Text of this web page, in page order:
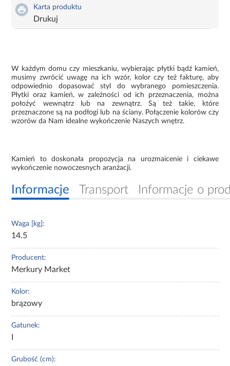
Karta produktu
Drukuj
W każdym domu czy mieszkaniu, wybierając płytki bądź kamień,
musimy zwrócić uwagę na ich wzór, kolor czy też fakturę, aby
odpowiednio dopasować styl do wybranego pomieszczenia.
Płytki oraz kamień, w zależności od ich przeznaczenia, można
położyć wewnątrz lub na zewnątrz. Są też takie, które
przeznaczone są na podłogi lub na ściany. Połączenie kolorów czy
wzorów da Nam idealne wykończenie Naszych wnętrz.
Kamień to doskonała propozycja na urozmaicenie i ciekawe
wykończenie nowoczesnych aranżacji.
Informacje Transport Informacje o
Waga [kg]:
14.5
Producent:
Merkury Market
Kolor:
brązowy
Gatunek:
Grubość (cm):